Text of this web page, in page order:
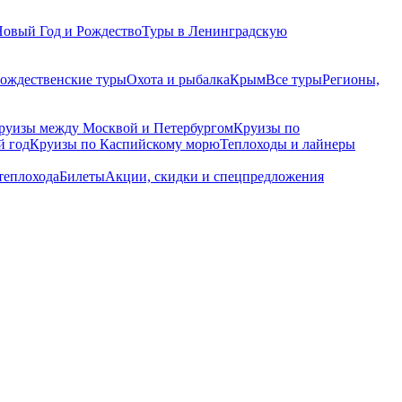
Год и РождествоТуры в Ленинградскую
турыОхота и рыбалкаКрымВсе турыРегионы,
между Москвой и ПетербургомКруизы по
годКруизы по Каспийскому морюТеплоходы и лайнеры
БилетыАкции, скидки и спецпредложения